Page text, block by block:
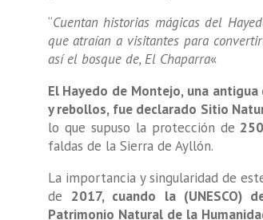
“Cuentan historias mágicas del
que atraían a visitantes para
así el bosque de, El Chaparra«
El Hayedo de Montejo, una
y rebollos, fue declarado Sitio
lo que supuso la protección de
faldas de la Sierra de Ayllón.
La importancia y singularidad de
de 2017, cuando la (UNESCO)
Patrimonio Natural de la